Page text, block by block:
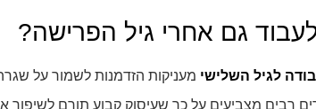
גם אחרי גיל הפרישה?
לגיל השלישי מעניקות הזדמנות לשמור על
רבים מצביעים על כך שעיסוק קבוע תורם לשיפור